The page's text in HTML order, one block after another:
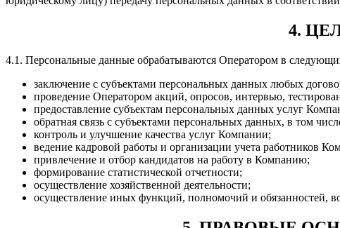
4.
4.1. Персональные данные обрабатываются Оператором в
заключение с субъектами персональных данных любых
проведение Оператором акций, опросов, интервью,
предоставление субъектам персональных данных услуг
обратная связь с субъектами персональных данных, в том
контроль и улучшение качества услуг Компании;
ведение кадровой работы и организации учета работников
привлечение и отбор кандидатов на работу в Компанию;
формирование статистической отчетности;
осуществление хозяйственной деятельности;
осуществление иных функций, полномочий и обязанностей,